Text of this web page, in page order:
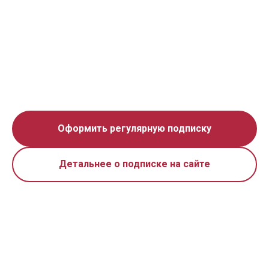
Оформить регулярную подписку
Детальнее о подписке на сайте